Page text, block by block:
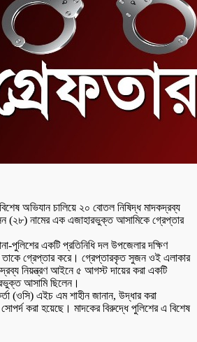
অভিযান চালিয়ে ২০ বোতল নিষিদ্ধ মাদকদ্রব্য
নামের এক এজাহারভুক্ত আসামিকে গ্রেপ্তার
পুলিশের একটি প্রতিনিধি দল উপজেলার দক্ষিণ
তাকে গ্রেপ্তার করে। গ্রেপ্তারকৃত সুজন ওই এলাকার
নিয়ন্ত্রণ আইনে ৫ আগস্ট দায়ের করা একটি
আসামি ছিলেন।
(ওসি) এইচ এম শাহীন জানান, উদ্ধার করা
করা হয়েছে। মাদকের বিরুদ্ধে পুলিশের এ বিশেষ